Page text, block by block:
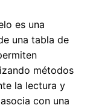
es una
una tabla de
métodos
la lectura y
con una